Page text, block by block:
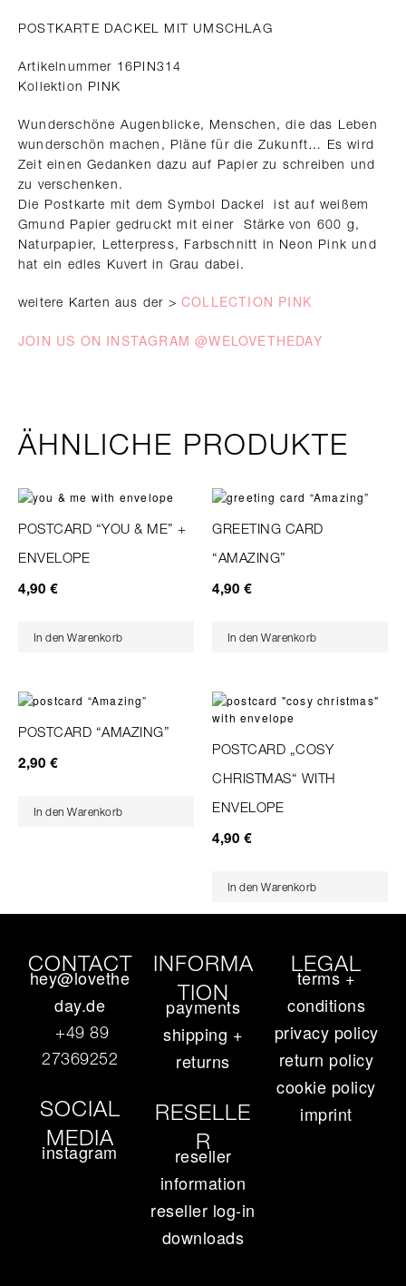
POSTKARTE DACKEL MIT UMSCHLAG
Artikelnummer 16PIN314
Kollektion PINK
Wunderschöne Augenblicke, Menschen, die das Leben
wunderschön machen, Pläne für die Zukunft… Es wird
Zeit einen Gedanken dazu auf Papier zu schreiben und
zu verschenken.
Die Postkarte mit dem Symbol Dackel ist auf weißem
Gmund Papier gedruckt mit einer Stärke von 600 g,
Naturpapier, Letterpress, Farbschnitt in Neon Pink und
hat ein edles Kuvert in Grau dabei.
weitere Karten aus der > COLLECTION PINK
JOIN US ON INSTAGRAM @WELOVETHEDAY
ÄHNLICHE PRODUKTE
POSTCARD “YOU & ME” +
ENVELOPE
4,90 €
In den Warenkorb
GREETING CARD
“AMAZING”
4,90 €
In den Warenkorb
POSTCARD “AMAZING”
2,90 €
In den Warenkorb
POSTCARD „COSY
CHRISTMAS“ WITH
ENVELOPE
4,90 €
In den Warenkorb
CONTACT
hey@lovethe
day.de
+49 89
27369252‬
SOCIAL
MEDIA
instagram
INFORMA
TION
payments
shipping +
returns
RESELLE
R
reseller
information
reseller log-in
downloads
LEGAL
terms +
conditions
privacy policy
return policy
cookie policy
imprint